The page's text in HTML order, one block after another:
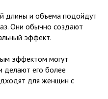
длины и объема подойдут
Они обычно создают
эффект.
эффектом могут
делают его более
для женщин с